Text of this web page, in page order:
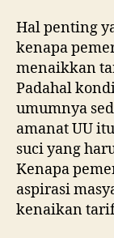
Hal penting
kenapa
menaikkan
Padahal
umumnya
amanat UU
suci yang
Kenapa
aspirasi
kenaikan